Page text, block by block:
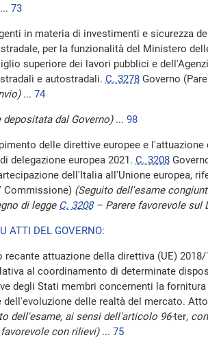
73
in materia di investimenti e sicurezza
per la funzionalità del Ministero
superiore dei lavori pubblici e
e autostradali. C. 3278 Governo
... 74
depositata dal Governo)... 98
delle direttive europee e
delegazione europea 2021. C. 3208
dell'Italia all'Unione europea,
Commissione) (Seguito dell'esame
di legge C. 3208– Parere favorevole sul
ATTI DEL GOVERNO:
attuazione della direttiva (UE)
al coordinamento di determinate
degli Stati membri concernenti la
delle realtà del mercato.
dell'esame, ai sensi dell'articolo 96-ter,
con rilievi)... 75